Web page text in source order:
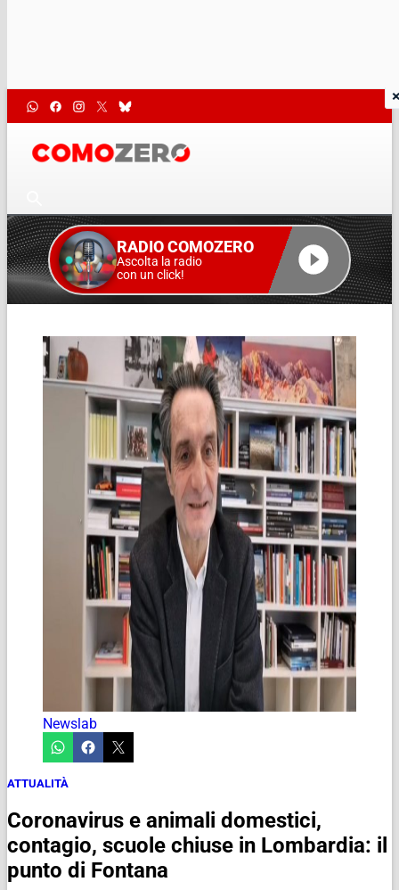
RADIO COMOZERO
Ascolta la radio
con un click!
Newslab
ATTUALITÀ
Coronavirus e animali domestici,
contagio, scuole chiuse in Lombardia: il
punto di Fontana